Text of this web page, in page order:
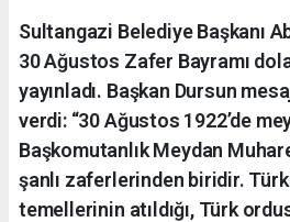
Sultangazi Belediye Başkanı
30 Ağustos Zafer Bayramı
yayınladı. Başkan Dursun
verdi: “30 Ağustos 1922’de
Başkomutanlık Meydan
şanlı zaferlerinden biridir.
temellerinin atıldığı, Türk